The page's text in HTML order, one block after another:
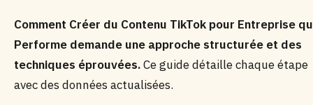
Comment Créer du Contenu TikTok pour Entreprise
Performe demande une approche structurée et des
techniques éprouvées.Ce guide détaille chaque étape
avec des données actualisées.